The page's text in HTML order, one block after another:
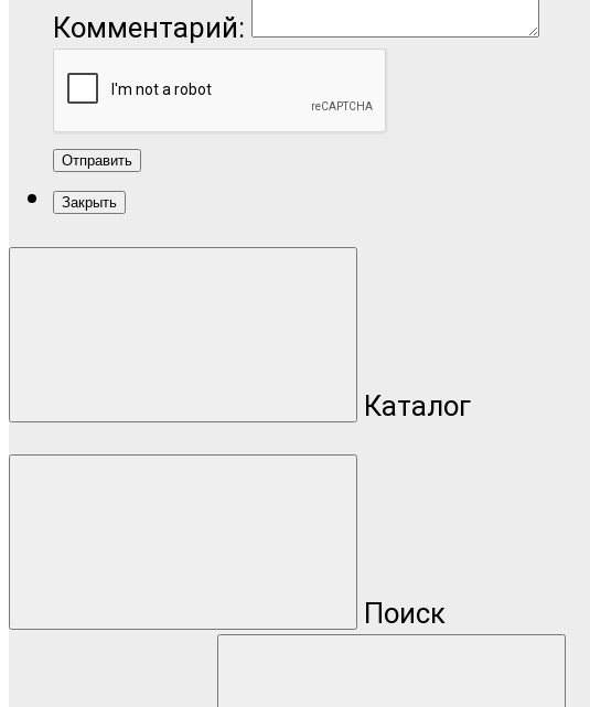
Комментарий:
Отправить
Закрыть
Каталог
Поиск